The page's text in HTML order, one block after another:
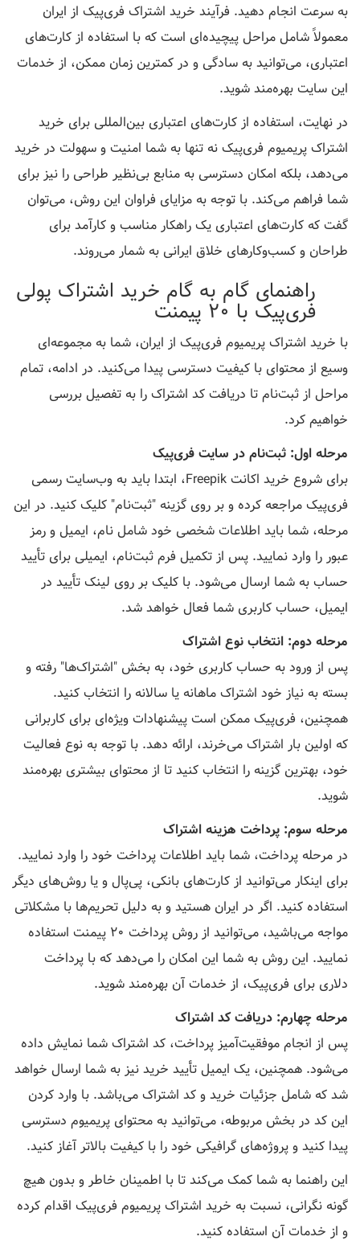
به سرعت انجام دهید. فرآیند خرید اشتراک فری‌پیک از ایران
معمولاً شامل مراحل پیچیده‌ای است که با استفاده از کارت‌های
اعتباری، می‌توانید به سادگی و در کمترین زمان ممکن، از خدمات
این سایت بهره‌مند شوید.
در نهایت، استفاده از کارت‌های اعتباری بین‌المللی برای خرید
اشتراک پریمیوم فری‌پیک نه تنها به شما امنیت و سهولت در خرید
می‌دهد، بلکه امکان دسترسی به منابع بی‌نظیر طراحی را نیز برای
شما فراهم می‌کند. با توجه به مزایای فراوان این روش، می‌توان
گفت که کارت‌های اعتباری یک راهکار مناسب و کارآمد برای
طراحان و کسب‌وکارهای خلاق ایرانی به شمار می‌روند.
راهنمای گام به گام خرید اشتراک پولی
فری‌پیک با 20 پیمنت
با خرید اشتراک پریمیوم فری‌پیک از ایران، شما به مجموعه‌ای
وسیع از محتوای با کیفیت دسترسی پیدا می‌کنید. در ادامه، تمام
مراحل از ثبت‌نام تا دریافت کد اشتراک را به تفصیل بررسی
خواهیم کرد.
مرحله اول: ثبت‌نام در سایت فری‌پیک
برای شروع خرید اکانت Freepik، ابتدا باید به وب‌سایت رسمی
فری‌پیک مراجعه کرده و بر روی گزینه "ثبت‌نام" کلیک کنید. در این
مرحله، شما باید اطلاعات شخصی خود شامل نام، ایمیل و رمز
عبور را وارد نمایید. پس از تکمیل فرم ثبت‌نام، ایمیلی برای تأیید
حساب به شما ارسال می‌شود. با کلیک بر روی لینک تأیید در
ایمیل، حساب کاربری شما فعال خواهد شد.
مرحله دوم: انتخاب نوع اشتراک
پس از ورود به حساب کاربری خود، به بخش "اشتراک‌ها" رفته و
بسته به نیاز خود اشتراک ماهانه یا سالانه را انتخاب کنید.
همچنین، فری‌پیک ممکن است پیشنهادات ویژه‌ای برای کاربرانی
که اولین بار اشتراک می‌خرند، ارائه دهد. با توجه به نوع فعالیت
خود، بهترین گزینه را انتخاب کنید تا از محتوای بیشتری بهره‌مند
شوید.
مرحله سوم: پرداخت هزینه اشتراک
در مرحله پرداخت، شما باید اطلاعات پرداخت خود را وارد نمایید.
برای اینکار می‌توانید از کارت‌های بانکی، پی‌پال و یا روش‌های دیگر
استفاده کنید. اگر در ایران هستید و به دلیل تحریم‌ها با مشکلاتی
مواجه می‌باشید، می‌توانید از روش پرداخت 20 پیمنت استفاده
نمایید. این روش به شما این امکان را می‌دهد که با پرداخت
دلاری برای فری‌پیک، از خدمات آن بهره‌مند شوید.
مرحله چهارم: دریافت کد اشتراک
پس از انجام موفقیت‌آمیز پرداخت، کد اشتراک شما نمایش داده
می‌شود. همچنین، یک ایمیل تأیید خرید نیز به شما ارسال خواهد
شد که شامل جزئیات خرید و کد اشتراک می‌باشد. با وارد کردن
این کد در بخش مربوطه، می‌توانید به محتوای پریمیوم دسترسی
پیدا کنید و پروژه‌های گرافیکی خود را با کیفیت بالاتر آغاز کنید.
این راهنما به شما کمک می‌کند تا با اطمینان خاطر و بدون هیچ
گونه نگرانی، نسبت به خرید اشتراک پریمیوم فری‌پیک اقدام کرده
و از خدمات آن استفاده کنید.